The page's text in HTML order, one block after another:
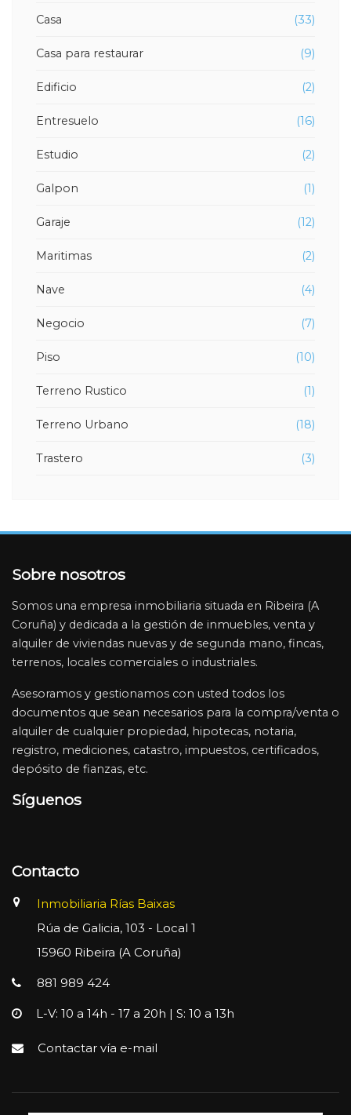
Casa (33)
Casa para restaurar (9)
Edificio (2)
Entresuelo (16)
Estudio (2)
Galpon (1)
Garaje (12)
Maritimas (2)
Nave (4)
Negocio (7)
Piso (10)
Terreno Rustico (1)
Terreno Urbano (18)
Trastero (3)
Sobre nosotros
Somos una empresa inmobiliaria situada en Ribeira (A
Coruña) y dedicada a la gestión de inmuebles, venta y
alquiler de viviendas nuevas y de segunda mano, fincas,
terrenos, locales comerciales o industriales.
Asesoramos y gestionamos con usted todos los
documentos que sean necesarios para la compra/venta o
alquiler de cualquier propiedad, hipotecas, notaria,
registro, mediciones, catastro, impuestos, certificados,
depósito de fianzas, etc.
Síguenos
Contacto
Inmobiliaria Rías Baixas
Rúa de Galicia, 103 - Local 1
15960 Ribeira (A Coruña)
881 989 424
L-V: 10 a 14h - 17 a 20h | S: 10 a 13h
Contactar vía e-mail